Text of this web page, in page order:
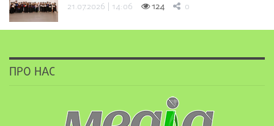
21.07.2026 | 14:06 124 0
ПРО НАС